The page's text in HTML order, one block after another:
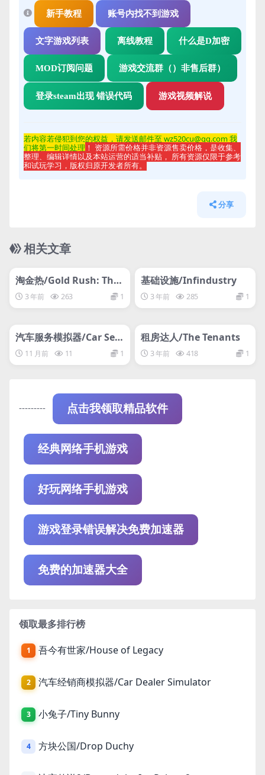
新手教程 账号内找不到游戏
文字游戏列表 离线教程 什么是D加密
MOD订阅问题 游戏交流群（）非售后群）
登录steam出现 错误代码 游戏视频解说
若内容若侵犯到您的权益，请发送邮件至 wz520cu@qq.com 我
们将第一时间处理 ！ 资源所需价格并非资源售卖价格，是收集、
整理、编辑详情以及本站运营的适当补贴， 所有资源仅限于参考
和试玩学习，版权归原开发者所有。
分享
相关文章
网盘下载游戏
淘金热/Gold Rush: The
Game
3 年前 263 1
网盘下载游戏
基础设施/Infindustry
3 年前 285 1
网盘下载游戏
汽车服务模拟器/Car Serv
ice Simulator
11 月前 11 1
租房达人/The Tenants
3 年前 418 1
--------- 点击我领取精品软件
经典网络手机游戏
好玩网络手机游戏
游戏登录错误解决免费加速器
免费的加速器大全
领取最多排行榜
1 吾今有世家/House of Legacy
2 汽车经销商模拟器/Car Dealer Simulator
3 小兔子/Tiny Bunny
4 方块公国/Drop Duchy